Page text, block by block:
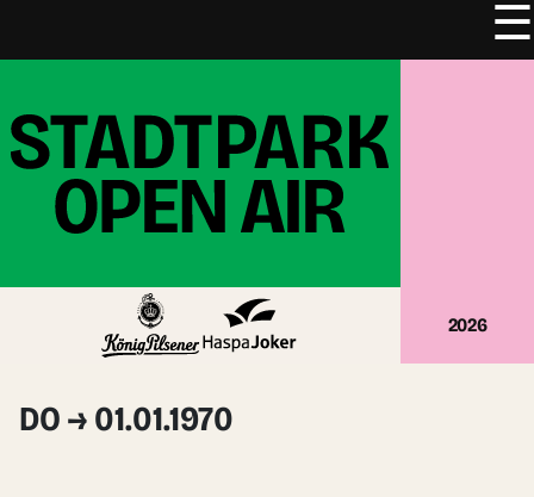
springen
2026
☰
DO → 01.01.1970